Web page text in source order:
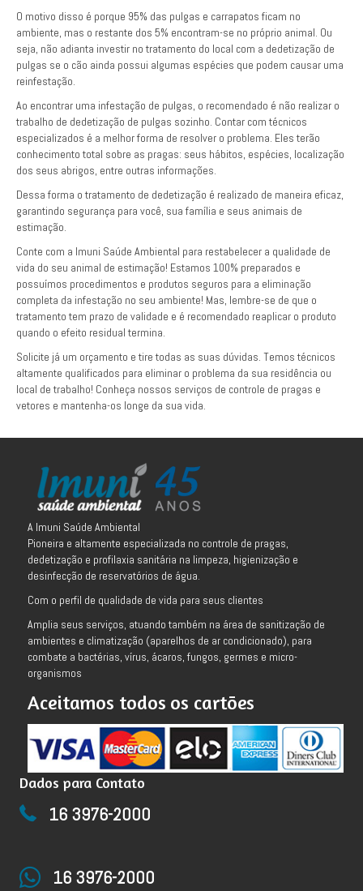
O motivo disso é porque 95% das pulgas e carrapatos ficam no
ambiente, mas o restante dos 5% encontram-se no próprio animal. Ou
seja, não adianta investir no tratamento do local com a dedetização de
pulgas se o cão ainda possui algumas espécies que podem causar uma
reinfestação.
Ao encontrar uma infestação de pulgas, o recomendado é não realizar o
trabalho de dedetização de pulgas sozinho. Contar com técnicos
especializados é a melhor forma de resolver o problema. Eles terão
conhecimento total sobre as pragas: seus hábitos, espécies, localização
dos seus abrigos, entre outras informações.
Dessa forma o tratamento de dedetização é realizado de maneira eficaz,
garantindo segurança para você, sua família e seus animais de
estimação.
Conte com a Imuni Saúde Ambiental para restabelecer a qualidade de
vida do seu animal de estimação! Estamos 100% preparados e
possuímos procedimentos e produtos seguros para a eliminação
completa da infestação no seu ambiente! Mas, lembre-se de que o
tratamento tem prazo de validade e é recomendado reaplicar o produto
quando o efeito residual termina.
Solicite já um orçamento e tire todas as suas dúvidas. Temos técnicos
altamente qualificados para eliminar o problema da sua residência ou
local de trabalho! Conheça nossos serviços de controle de pragas e
vetores e mantenha-os longe da sua vida.
A Imuni Saúde Ambiental
Pioneira e altamente especializada no controle de pragas,
dedetização e profilaxia sanitária na limpeza, higienização e
desinfecção de reservatórios de água.
Com o perfil de qualidade de vida para seus clientes
Amplia seus serviços, atuando também na área de sanitização de
ambientes e climatização (aparelhos de ar condicionado), para
combate a bactérias, vírus, ácaros, fungos, germes e micro-
organismos
Aceitamos todos os cartões
Dados para Contato
16 3976-2000
16 3976-2000